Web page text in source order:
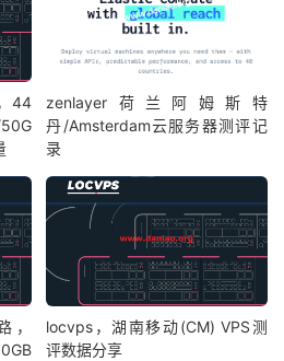
44
zenlayer荷兰阿姆斯特
丹/Amsterdam云服务器测评记
录
，
locvps，湖南移动(CM) VPS测
评数据分享